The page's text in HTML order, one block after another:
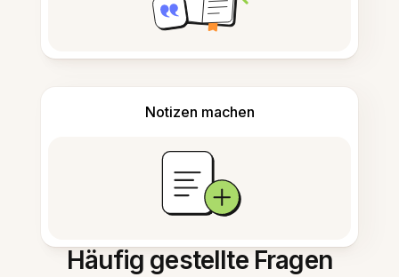
Notizen machen
Häufig gestellte Fragen